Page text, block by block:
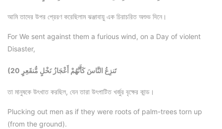
আমি তাদের উপর প্রেরণ করেছিলাম ঝঞ্জাবায়ু এক চিরাচরিত অশুভ দিনে।
For We sent against them a furious wind, on a Day of violent
Disaster,
(20 تَنزِعُ النَّاسَ كَأَنَّهُمْ أَعْجَازُ نَخْلٍ مُّنقَعِرٍ
তা মানুষকে উৎখাত করছিল, যেন তারা উৎপাটিত খর্জুর বৃক্ষের কান্ড।
Plucking out men as if they were roots of palm-trees torn up
(from the ground).